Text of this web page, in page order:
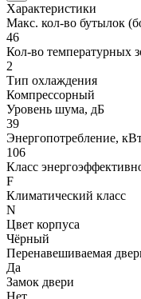
Характеристики
Макс. кол-во бутылок
46
Кол-во температурных
2
Тип охлаждения
Компрессорный
Уровень шума, дБ
39
Энергопотребление,
106
Класс
F
Климатический класс
N
Цвет корпуса
Чёрный
Перенавешиваемая
Да
Замок двери
Нет